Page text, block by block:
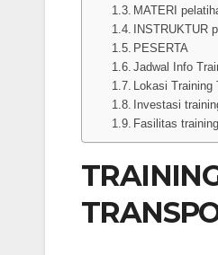
MATERI
INSTRUKTUR
PESERTA
Jadwal Info
Lokasi Training
Investasi
Fasilitas